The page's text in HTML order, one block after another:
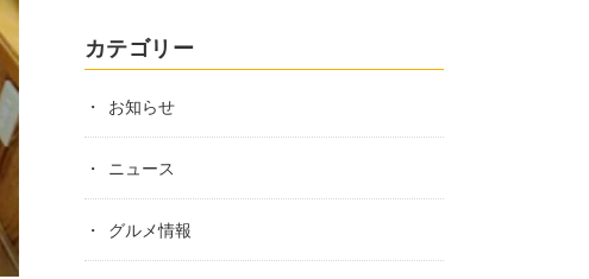
カテゴリー
お知らせ
ニュース
グルメ情報